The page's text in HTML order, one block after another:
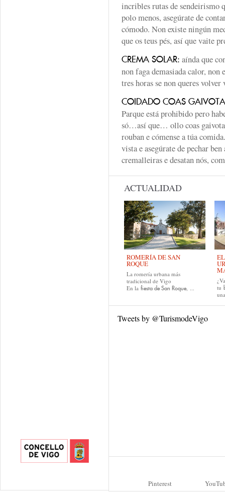
incribles rutas de sendeirismo
polo menos, asegúrate de
cómodo. Non existe ningún
que os teus pés, así que vaite
CREMA SOLAR: aínda que
non faga demasiada calor, non
tres horas se non queres
COIDADO COAS
Parque está prohibido pero
só…así que… ollo coas
rouban e cómense a túa
vista e asegúrate de pechar
cremalleiras e desatan nós,
ACTUALIDAD
ROMERÍA DE SAN
ROQUE
La romería urbana más
tradicional de Vigo
En la fiesta de San Roque, ...
tu
Tweets by @TurismodeVigo
Pinterest